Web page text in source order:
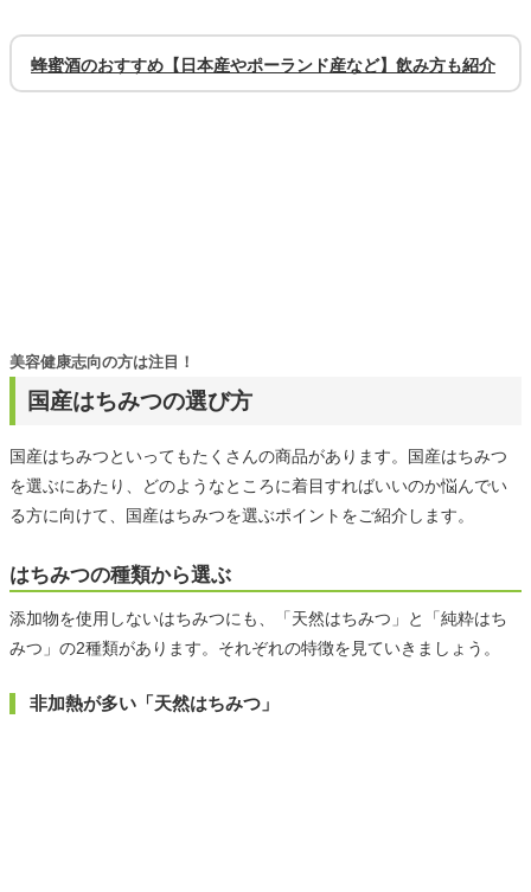
蜂蜜酒のおすすめ【日本産やポーランド産など】飲み方も紹介
国産はちみつの選び方
美容健康志向の方は注目！
国産はちみつといってもたくさんの商品があります。国産はちみつ
を選ぶにあたり、どのようなところに着目すればいいのか悩んでい
る方に向けて、国産はちみつを選ぶポイントをご紹介します。
はちみつの種類から選ぶ
添加物を使用しないはちみつにも、「天然はちみつ」と「純粋はち
みつ」の2種類があります。それぞれの特徴を見ていきましょう。
非加熱が多い「天然はちみつ」